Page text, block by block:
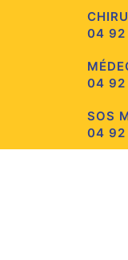
04
04
SOS
04 92